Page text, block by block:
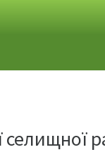
селищної